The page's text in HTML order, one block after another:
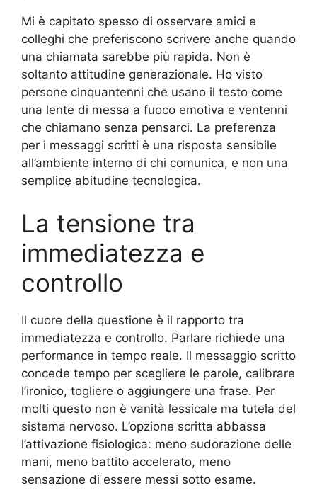
Mi è capitato spesso di osservare amici e
colleghi che preferiscono scrivere anche quando
una chiamata sarebbe più rapida. Non è
soltanto attitudine generazionale. Ho visto
persone cinquantenni che usano il testo come
una lente di messa a fuoco emotiva e ventenni
che chiamano senza pensarci. La preferenza
per i messaggi scritti è una risposta sensibile
all’ambiente interno di chi comunica, e non una
semplice abitudine tecnologica.
La tensione tra
immediatezza e
controllo
Il cuore della questione è il rapporto tra
immediatezza e controllo. Parlare richiede una
performance in tempo reale. Il messaggio scritto
concede tempo per scegliere le parole, calibrare
l’ironico, togliere o aggiungere una frase. Per
molti questo non è vanità lessicale ma tutela del
sistema nervoso. L’opzione scritta abbassa
l’attivazione fisiologica: meno sudorazione delle
mani, meno battito accelerato, meno
sensazione di essere messi sotto esame.